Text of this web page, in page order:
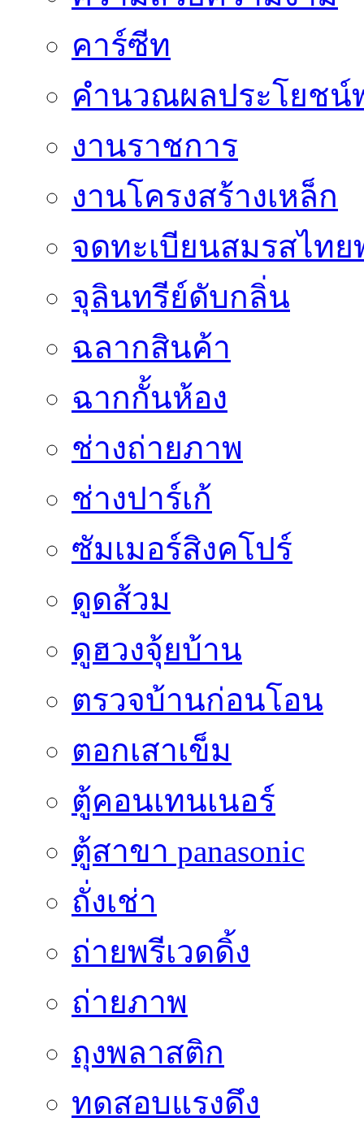
คาร์ซีท
คำนวณผลประโยชน์
งานราชการ
งานโครงสร้างเหล็ก
จดทะเบียนสมรสไท
จุลินทรีย์ดับกลิ่น
ฉลากสินค้า
ฉากกั้นห้อง
ช่างถ่ายภาพ
ช่างปาร์เก้
ซัมเมอร์สิงคโปร์
ดูดส้วม
ดูฮวงจุ้ยบ้าน
ตรวจบ้านก่อนโอน
ตอกเสาเข็ม
ตู้คอนเทนเนอร์
ตู้สาขา panasonic
ถั่งเช่า
ถ่ายพรีเวดดิ้ง
ถ่ายภาพ
ถุงพลาสติก
ทดสอบแรงดึง